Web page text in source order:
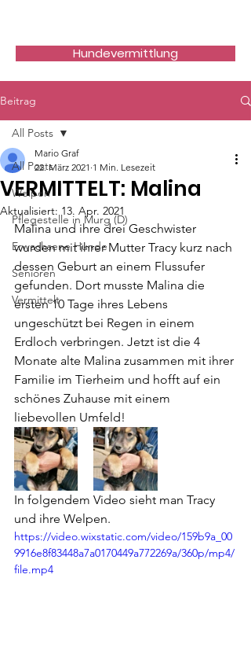
Hundevermittlung
Beitrag
All Posts
Welpen
Pflegestelle in Murg (D)
Erwachsene Hunde
Senioren
Vermittelt
All Posts
VERMITTELT: Malina
Mario Graf
22. März 2021 1 Min. Lesezeit
Aktualisiert: 13. Apr. 2021
Malina und ihre drei Geschwister
wurden mit ihrer Mutter Tracy kurz nach
dessen Geburt an einem Flussufer
gefunden. Dort musste Malina die
ersten 10 Tage ihres Lebens
ungeschützt bei Regen in einem
Erdloch verbringen. Jetzt ist die 4
Monate alte Malina zusammen mit ihrer
Familie im Tierheim und hofft auf ein
schönes Zuhause mit einem
liebevollen Umfeld!
In folgendem Video sieht man Tracy
und ihre Welpen.
https://video.wixstatic.com/video/159b9a_00
9916e8f83448a7a0170449a772269a/360p/mp4/
file.mp4